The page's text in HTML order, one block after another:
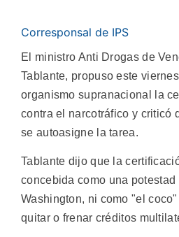
Corresponsal de IPS
El ministro Anti Drogas de
Tablante, propuso este
organismo supranacional la
contra el narcotráfico y criticó
se autoasigne la tarea.
Tablante dijo que la
concebida como una
Washington, ni como "el
quitar o frenar créditos